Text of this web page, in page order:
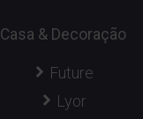
Casa & Decoração
Future
Lyor